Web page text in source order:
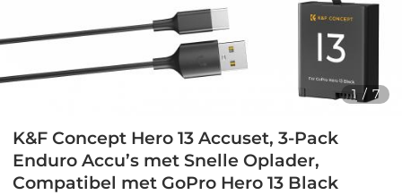
1 / 7
K&F Concept Hero 13 Accuset, 3-Pack
Enduro Accu’s met Snelle Oplader,
Compatibel met GoPro Hero 13 Black